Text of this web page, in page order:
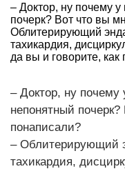
– Доктор, ну почему
почерк? Вот что вы
Облитерирующий
тахикардия,
да вы и говорите, как
– Доктор, ну почему
непонятный
понаписали?
– Облитерирующий
тахикардия,